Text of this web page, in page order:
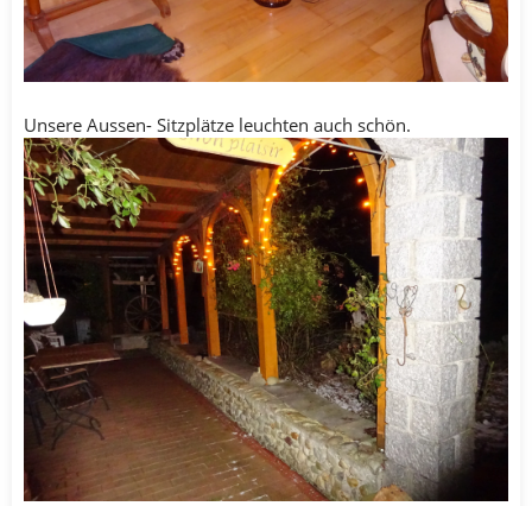
Unsere Aussen- Sitzplätze leuchten auch schön.